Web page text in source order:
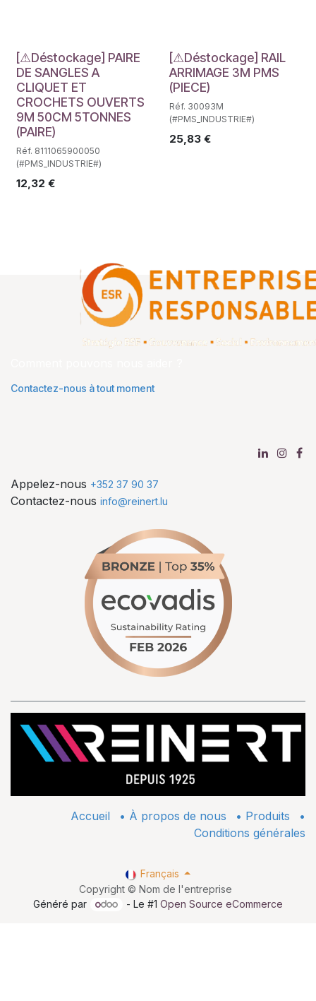
Déstockage
[⚠Déstockage] PAIRE
DE SANGLES A
CLIQUET ET
CROCHETS OUVERTS
9M 50CM 5TONNES
(PAIRE)
Réf. 8111065900050
(#PMS_INDUSTRIE#)
12,32 €
Déstockage
[⚠Déstockage] RAIL
ARRIMAGE 3M PMS
(PIECE)
Réf. 30093M
(#PMS_INDUSTRIE#)
25,83€
Contactez-nous à tout moment
Appelez-nous +352 37 90 37
Contactez-nous info@reinert.lu
Accueil • À propos de nous • ​Produits
•
Conditions générales
Copyright © Nom de l'entreprise
Français
Généré par - Le #1Open Source eCommerce